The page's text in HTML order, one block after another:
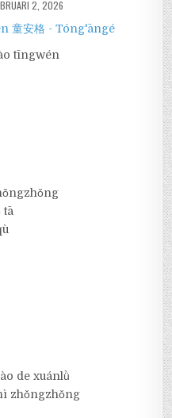
2, 2026
tīngwén
tā
de xuánlǜ
zhǒngzhǒng